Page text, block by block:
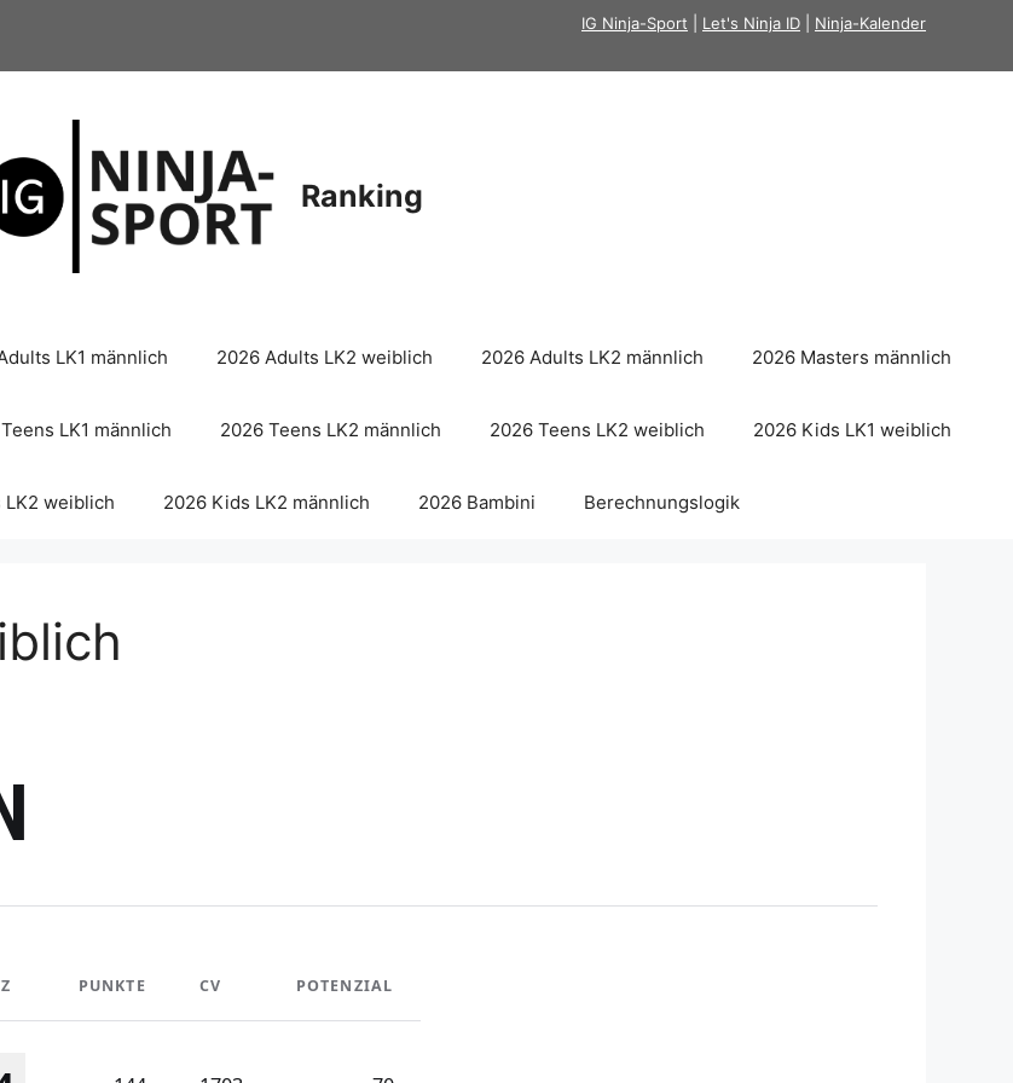
IG Ninja-Sport Let's Ninja ID Ninja-Kalender
Ranking
LK1 männlich 2026 Adults LK2 weiblich 2026 Adults LK2 männlich 2026 Masters männlich
LK1 männlich 2026 Teens LK2 männlich 2026 Teens LK2 weiblich 2026 Kids LK1 weiblich
LK2 weiblich 2026 Kids LK2 männlich 2026 Bambini Berechnungslogik
PUNKTE CV POTENZIAL